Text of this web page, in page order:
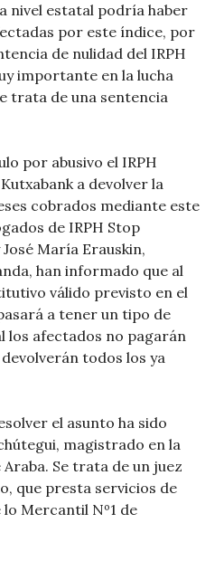
nivel estatal podría haber
por este índice, por
de nulidad del IRPH
importante en la lucha
trata de una sentencia
por abusivo el IRPH
a devolver la
cobrados mediante este
de IRPH Stop
María Erauskin,
han informado que al
válido previsto en el
a tener un tipo de
los afectados no pagarán
todos los ya
el asunto ha sido
magistrado en la
Se trata de un juez
que presta servicios de
lo Mercantil Nº1 de